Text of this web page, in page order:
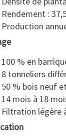
Rendement :
Production
100 % en
8 tonneliers
50 % bois neuf
14 mois à 18
Filtration légère